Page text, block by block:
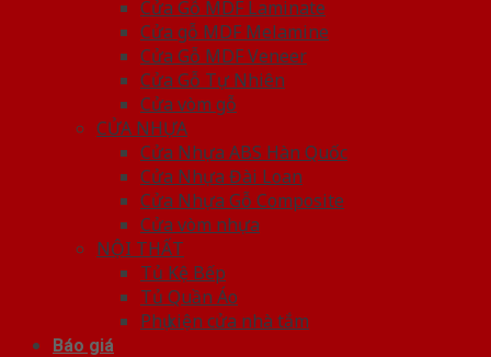
Cửa Gỗ MDF Laminate
Cửa gỗ MDF Melamine
Cửa Gỗ MDF Veneer
Cửa Gỗ Tự Nhiên
Cửa vòm gỗ
CỬA NHỰA
Cửa Nhựa ABS Hàn Quốc
Cửa Nhựa Đài Loan
Cửa Nhựa Gỗ Composite
Cửa vòm nhựa
NỘI THẤT
Tủ Kệ Bếp
Tủ Quần Áo
Phụ kiện cửa nhà tắm
Báo giá